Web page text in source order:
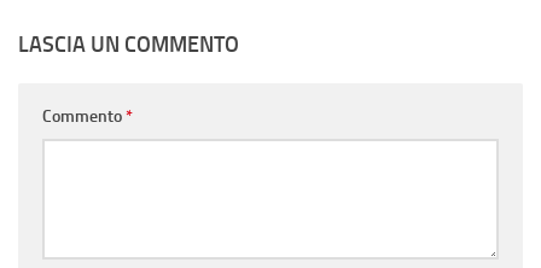
LASCIA UN COMMENTO
Commento*